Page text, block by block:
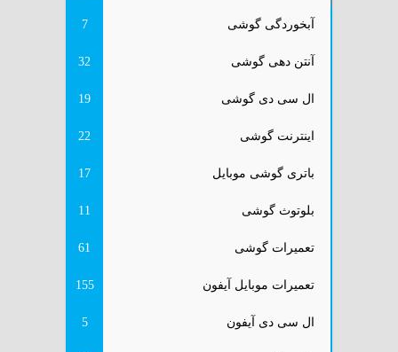
آبخوردگی گوشی 7
آنتن دهی گوشی 32
ال سی دی گوشی 19
اینترنت گوشی 22
باتری گوشی موبایل 17
بلوتوث گوشی 11
تعمیرات گوشی 61
تعمیرات موبایل آیفون 155
ال سی دی آیفون 5